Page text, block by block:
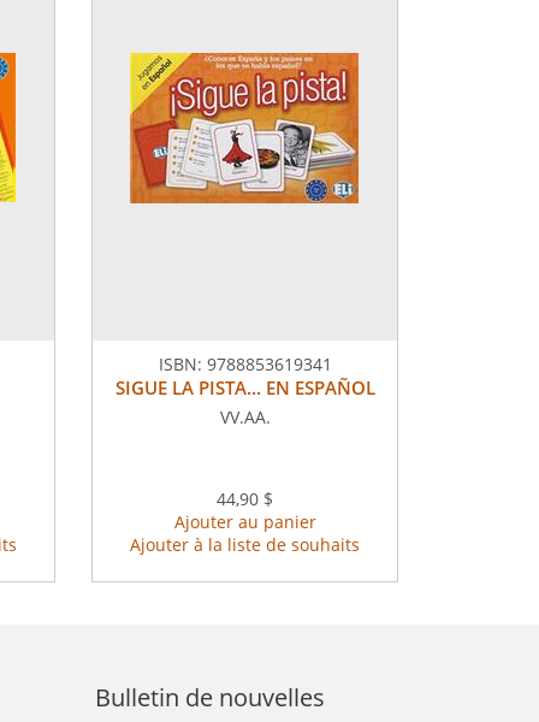
ISBN: 9788853619341
SIGUE LA PISTA... EN ESPAÑOL
VV.AA.
44,90 $
Ajouter au panier
Ajouter à la liste de souhaits
Bulletin de nouvelles